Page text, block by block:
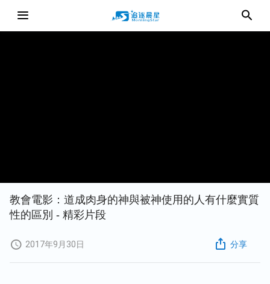
教會電影：道成肉身的神與被神使用的人有什麼實質
性的區別 - 精彩片段
2017年9月30日 分享